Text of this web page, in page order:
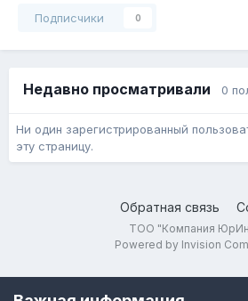
Подписчики 0
Недавно просматривали 0
Ни один зарегистрированный
эту страницу.
Обратная связь
ТОО "Компания
Powered by Invision